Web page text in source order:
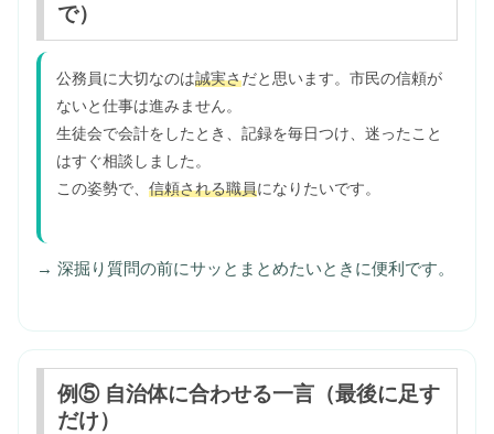
で）
公務員に大切なのは誠実さだと思います。市民の信頼が
ないと仕事は進みません。
生徒会で会計をしたとき、記録を毎日つけ、迷ったこと
はすぐ相談しました。
この姿勢で、 信頼される職員になりたいです。
→ 深掘り質問の前にサッとまとめたいときに便利です。
例⑤ 自治体に合わせる一言（最後に足す
だけ）